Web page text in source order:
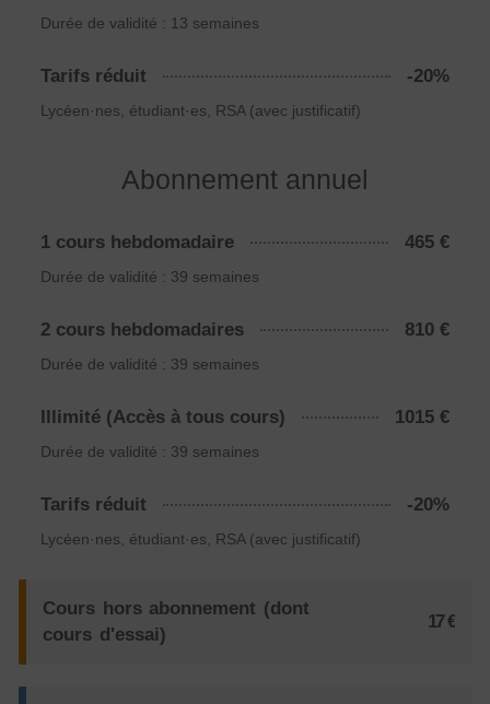
Durée de validité : 13 semaines
Tarifs réduit -20%
Lycéen·nes, étudiant·es, RSA (avec justificatif)
Abonnement annuel
1 cours hebdomadaire 465 €
Durée de validité : 39 semaines
2 cours hebdomadaires 810 €
Durée de validité : 39 semaines
Illimité (Accès à tous cours) 1015 €
Durée de validité : 39 semaines
Tarifs réduit -20%
Lycéen·nes, étudiant·es, RSA (avec justificatif)
Cours hors abonnement (dont
cours d'essai)
17 €